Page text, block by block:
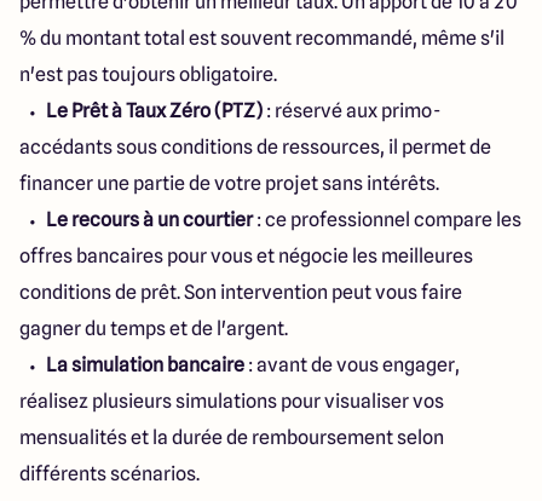
% du montant total est souvent recommandé, même s'il
n'est pas toujours obligatoire.
Le Prêt à Taux Zéro (PTZ) : réservé aux primo-
accédants sous conditions de ressources, il permet de
financer une partie de votre projet sans intérêts.
Le recours à un courtier: ce professionnel compare les
offres bancaires pour vous et négocie les meilleures
conditions de prêt. Son intervention peut vous faire
gagner du temps et de l'argent.
La simulation bancaire : avant de vous engager,
réalisez plusieurs simulations pour visualiser vos
mensualités et la durée de remboursement selon
différents scénarios.